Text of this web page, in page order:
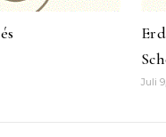
Juli